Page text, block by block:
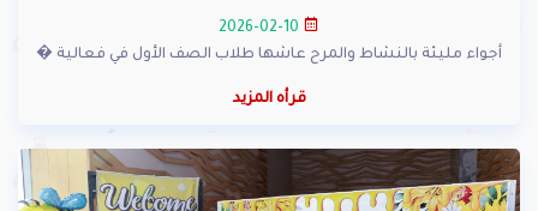
أجواء مليئة بالنشاط والمرح عاشها طلاب الصف الأول في فعالية �
قرأه المزيد